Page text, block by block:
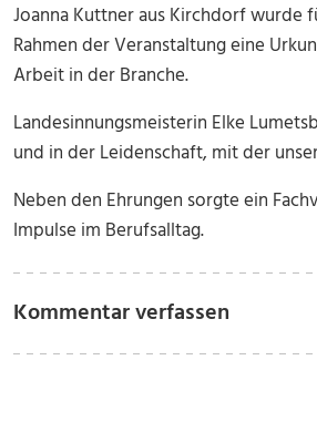
Joanna Kuttner aus Kirchdorf wurde
Rahmen der Veranstaltung eine
Arbeit in der Branche.
Landesinnungsmeisterin Elke
und in der Leidenschaft, mit der
Neben den Ehrungen sorgte ein
Impulse im Berufsalltag.
Kommentar verfassen